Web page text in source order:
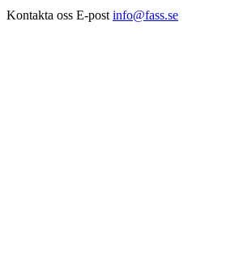
Kontakta oss E-post info@fass.se